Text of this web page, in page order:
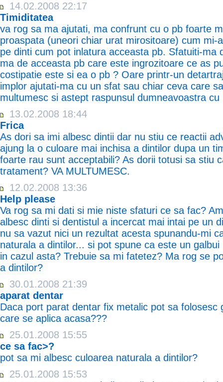
14.02.2008 22:17
Timiditatea
va rog sa ma ajutati, ma confrunt cu o pb foarte
proaspata (uneori chiar urat mirositoare) cum mi-
pe dinti cum pot inlatura acceasta pb. Sfatuiti-ma
ma de acceasta pb care este ingrozitoare ce as
costipatie este si ea o pb ? Oare printr-un
implor ajutati-ma cu un sfat sau chiar ceva care
multumesc si astept raspunsul dumneavoastra
13.02.2008 18:44
Frica
As dori sa imi albesc dintii dar nu stiu ce reactii
ajung la o culoare mai inchisa a dintilor dupa un
foarte rau sunt acceptabili? As dorii totusi sa stiu
tratament? VA MULTUMESC.
12.02.2008 13:36
Help please
Va rog sa mi dati si mie niste sfaturi ce sa fac?
albesc dinti si dentistul a incercat mai intai pe un
nu sa vazut nici un rezultat acesta spunandu-mi
naturala a dintilor... si pot spune ca este un
in cazul asta? Trebuie sa mi fatetez? Ma rog se
a dintilor?
30.01.2008 21:39
aparat dentar
Daca port parat dentar fix metalic pot sa folosesc
care se aplica acasa???
25.01.2008 15:55
ce sa fac>?
pot sa mi albesc culoarea naturala a dintilor?
25.01.2008 15:53